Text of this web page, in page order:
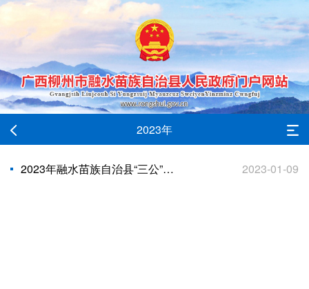
2023年
2023年融水苗族自治县“三公”经费预算安排情况 2023-01-09